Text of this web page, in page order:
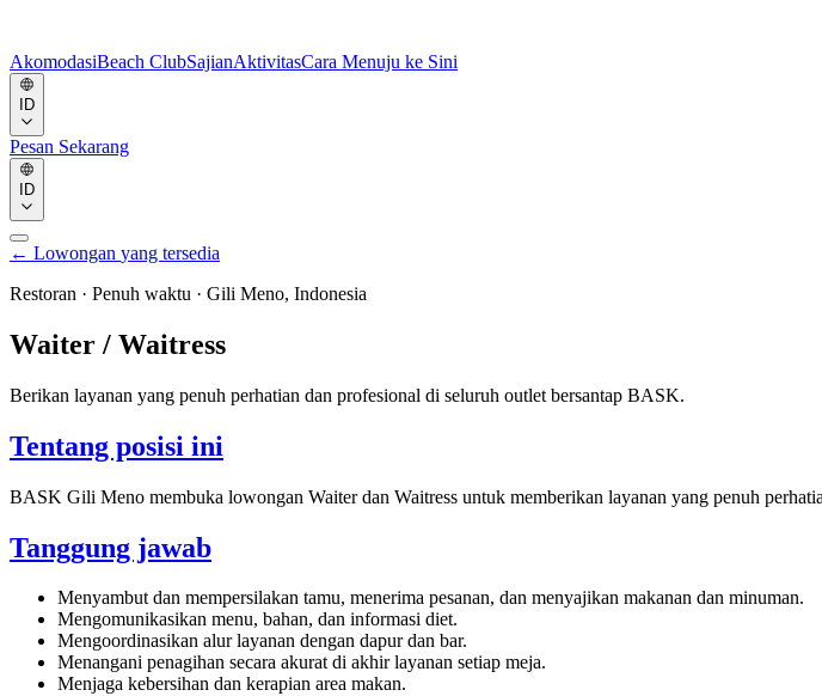
AkomodasiBeach ClubSajianAktivitasCara Menuju ke Sini
ID
Pesan Sekarang
ID
← Lowongan yang tersedia
Restoran · Penuh waktu · Gili Meno, Indonesia
Waiter / Waitress
Berikan layanan yang penuh perhatian dan profesional di seluruh outlet bersantap BASK.
Tentang posisi ini
BASK Gili Meno membuka lowongan Waiter dan Waitress untuk memberikan layanan yang penuh
Tanggung jawab
Menyambut dan mempersilakan tamu, menerima pesanan, dan menyajikan makanan dan minuman.
Mengomunikasikan menu, bahan, dan informasi diet.
Mengoordinasikan alur layanan dengan dapur dan bar.
Menangani penagihan secara akurat di akhir layanan setiap meja.
Menjaga kebersihan dan kerapian area makan.